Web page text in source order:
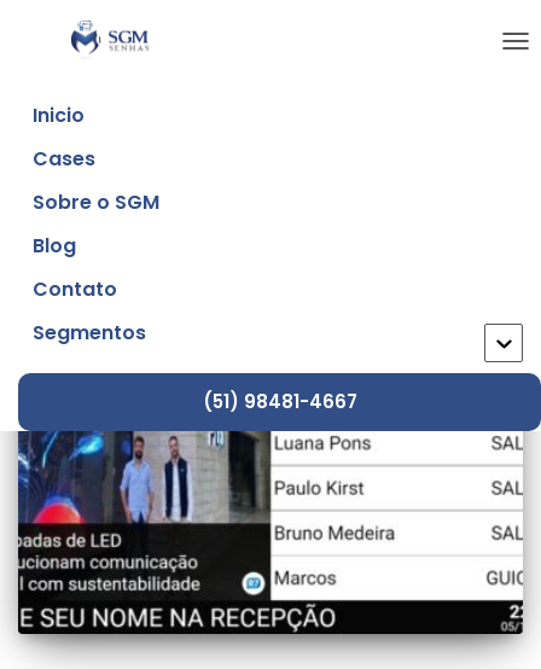
Inicio
Cases
Sobre o SGM
Blog
Contato
Segmentos
(51) 98481-4667